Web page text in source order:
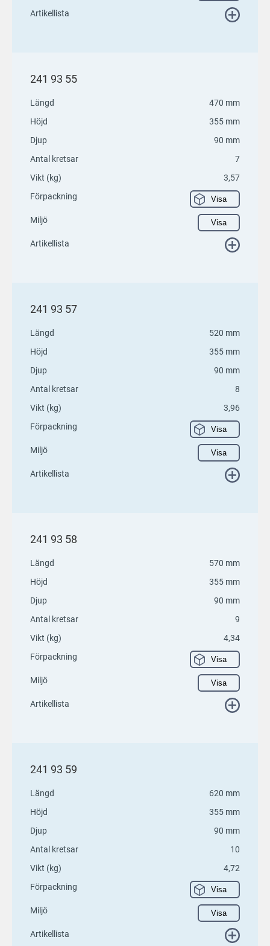
Artikellista
241 93 55
Längd
470 mm
Höjd
355 mm
Djup
90 mm
Antal kretsar
7
Vikt (kg)
3,57
Förpackning
Visa
Miljö Visa
Artikellista
241 93 57
Längd
520 mm
Höjd
355 mm
Djup
90 mm
Antal kretsar
8
Vikt (kg)
3,96
Förpackning
Visa
Miljö Visa
Artikellista
241 93 58
Längd
570 mm
Höjd
355 mm
Djup
90 mm
Antal kretsar
9
Vikt (kg)
4,34
Förpackning
Visa
Miljö Visa
Artikellista
241 93 59
Längd
620 mm
Höjd
355 mm
Djup
90 mm
Antal kretsar
10
Vikt (kg)
4,72
Förpackning
Visa
Miljö Visa
Artikellista